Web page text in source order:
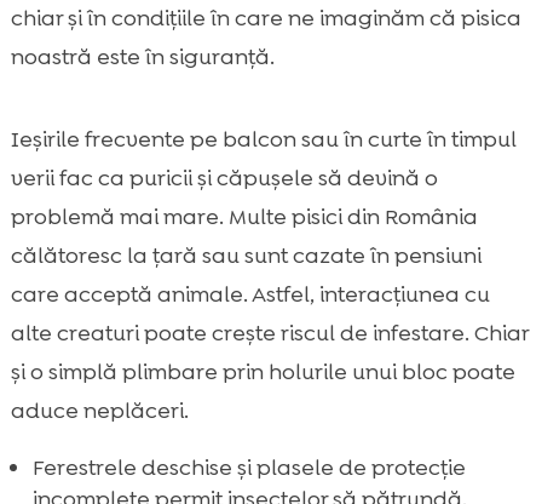
chiar și în condițiile în care ne imaginăm că pisica
noastră este în siguranță.
Ieșirile frecvente pe balcon sau în curte în timpul
verii fac ca puricii și căpușele să devină o
problemă mai mare. Multe pisici din România
călătoresc la țară sau sunt cazate în pensiuni
care acceptă animale. Astfel, interacțiunea cu
alte creaturi poate crește riscul de infestare. Chiar
și o simplă plimbare prin holurile unui bloc poate
aduce neplăceri.
Ferestrele deschise și plasele de protecție